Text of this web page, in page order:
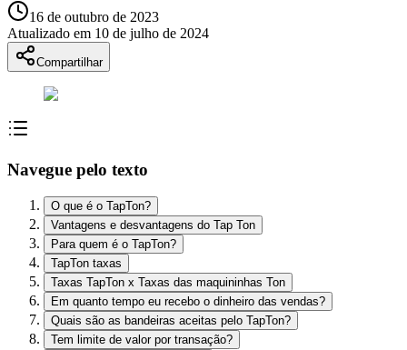
16 de outubro de 2023
Atualizado em 10 de julho de 2024
Compartilhar
Navegue pelo texto
O que é o TapTon?
Vantagens e desvantagens do Tap Ton
Para quem é o TapTon?
TapTon taxas
Taxas TapTon x Taxas das maquininhas Ton
Em quanto tempo eu recebo o dinheiro das vendas?
Quais são as bandeiras aceitas pelo TapTon?
Tem limite de valor por transação?